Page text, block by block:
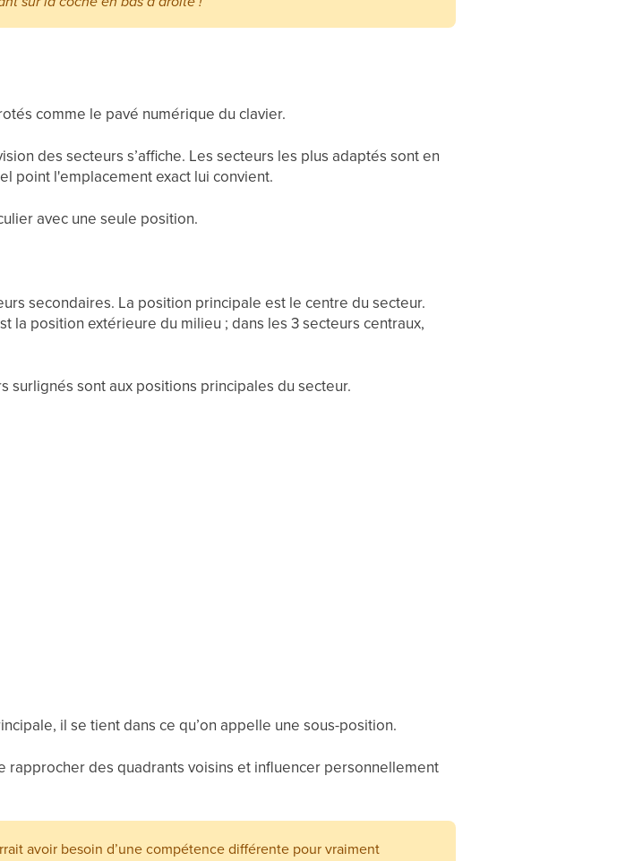
comme le pavé numérique du clavier.
des secteurs s’affiche. Les secteurs les plus adaptés sont en
point l'emplacement exact lui convient.
avec une seule position.
secondaires. La position principale est le centre du secteur.
la position extérieure du milieu ; dans les 3 secteurs centraux,
surlignés sont aux positions principales du secteur.
il se tient dans ce qu’on appelle une sous-position.
rapprocher des quadrants voisins et influencer personnellement
avoir besoin d’une compétence différente pour vraiment